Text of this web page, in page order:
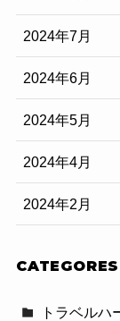
2024年7月
2024年6月
2024年5月
2024年4月
2024年2月
CATEGORES
トラベルハ